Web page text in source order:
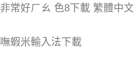
非常好ㄏㄠ 色8下載 繁體中
嘸蝦米輸入法下載